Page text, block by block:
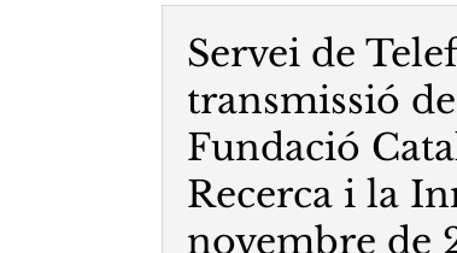
Servei de
transmissió
Fundació
Recerca i la
novembre de